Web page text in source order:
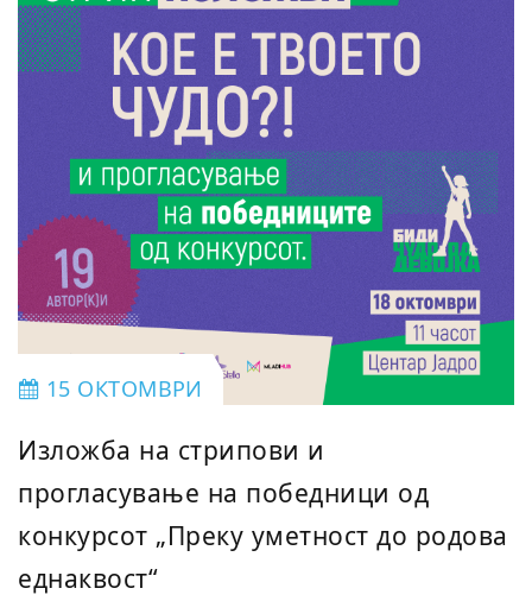
15 ОКТОМВРИ
Изложба на стрипови и
прогласување на победници од
конкурсот „Преку уметност до родова
еднаквост“